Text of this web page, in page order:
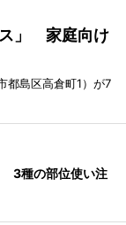
ス」 家庭向け
都島区高倉町1）が7
3種の部位使い注